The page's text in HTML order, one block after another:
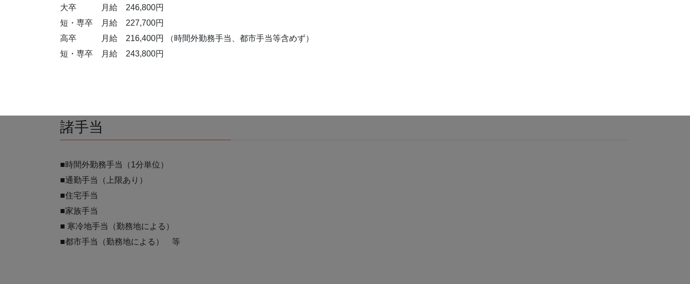
大卒 月給 246,800円
短・専卒 月給 227,700円
高卒 月給 216,400円 （時間外勤務手当、都市手当等含めず）
短・専卒 月給 243,800円
諸手当
■時間外勤務手当（1分単位）
■通勤手当（上限あり）
■住宅手当
■家族手当
■ 寒冷地手当（勤務地による）
■都市手当（勤務地による） 等